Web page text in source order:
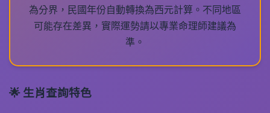
為分界，民國年份自動轉換為西元計算。不同地區
可能存在差異，實際運勢請以專業命理師建議為
準。
🌟 生肖查詢特色